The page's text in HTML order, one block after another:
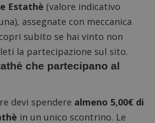
Estathè (valore indicativo
assegnate con meccanica
subito se hai vinto non
la partecipazione sul sito.
che partecipano al
devi spendere almeno 5,00€ di
in un unico scontrino. Le